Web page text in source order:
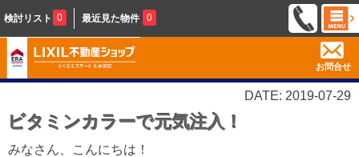
検討リスト 0 最近見た物件 0
お問合せ
DATE: 2019-07-29
ビタミンカラーで元気注入！
みなさん、こんにちは！